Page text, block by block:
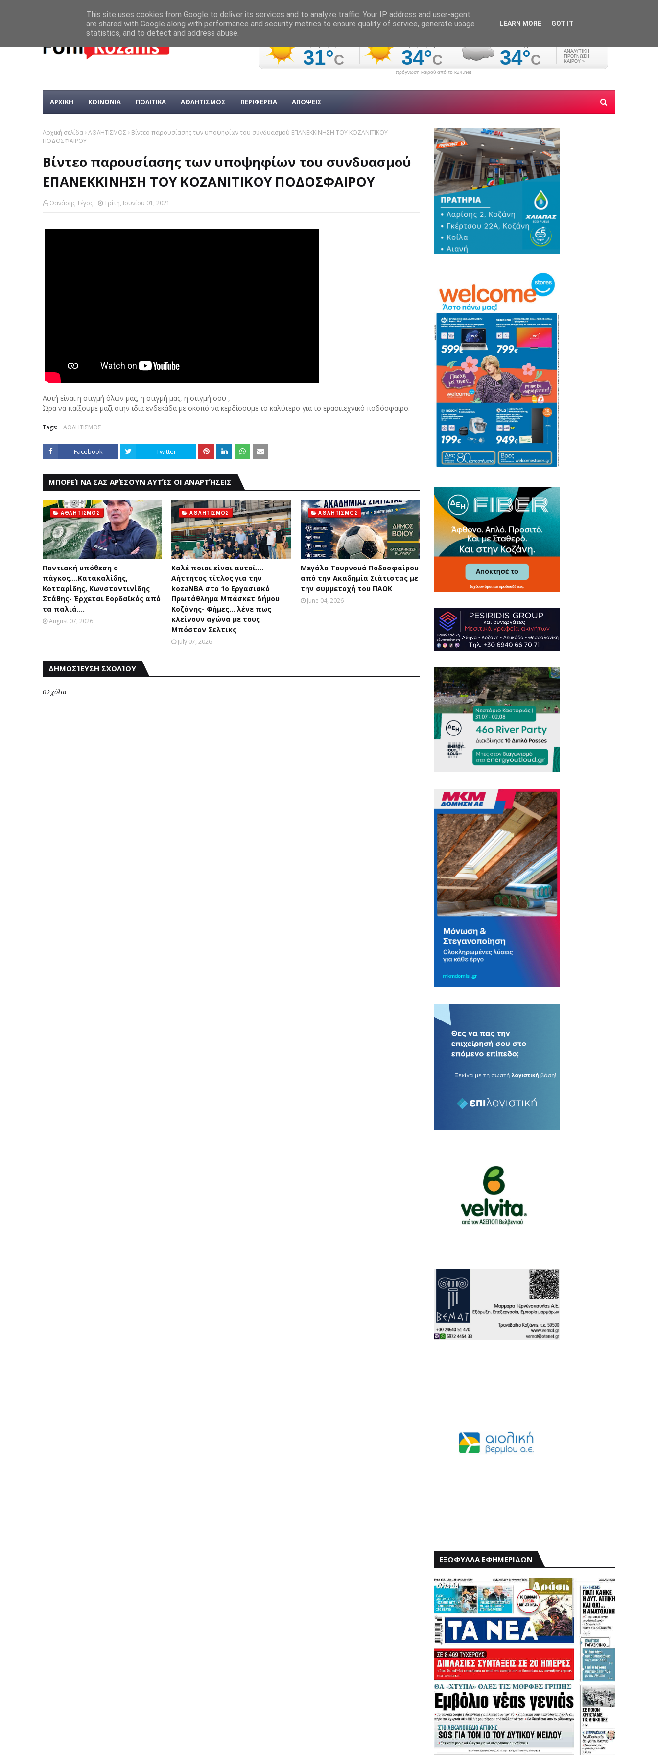
πρόγνωση καιρού από το k24.net
ΑΡΧΙΚΗ ΚΟΙΝΩΝΙΑ ΠΟΛΙΤΙΚΑ ΑΘΛΗΤΙΣΜΟΣ ΠΕΡΙΦΕΡΕΙΑ ΑΠΟΨΕΙΣ
Αρχική σελίδα ΑΘΛΗΤΙΣΜΟΣ
Bίντεο παρουσίασης των υποψηφίων του συνδυασμού ΕΠΑΝΕΚΚΙΝΗΣΗ ΤΟΥ ΚΟΖΑΝΙΤΙΚΟΥ
ΠΟΔΟΣΦΑΙΡΟΥ
Bίντεο παρουσίασης των υποψηφίων του συνδυασμού
ΕΠΑΝΕΚΚΙΝΗΣΗ ΤΟΥ ΚΟΖΑΝΙΤΙΚΟΥ ΠΟΔΟΣΦΑΙΡΟΥ
Θανάσης Τέγος Τρίτη, Ιουνίου 01, 2021
Αυτή είναι η στιγμή όλων μας, η στιγμή μας, η στιγμή σου ,
Ώρα να παίξουμε μαζί στην ιδια ενδεκάδα με σκοπό να κερδίσουμε το καλύτερο για το ερασιτεχνικό ποδόσφαιρο.
Tags: ΑΘΛΗΤΙΣΜΟΣ
Facebook Twitter
ΜΠΟΡΕΊ ΝΑ ΣΑΣ ΑΡΈΣΟΥΝ ΑΥΤΈΣ ΟΙ ΑΝΑΡΤΉΣΕΙΣ
ΑΘΛΗΤΙΣΜΟΣ
Ποντιακή υπόθεση ο
πάγκος....Κατακαλίδης,
Κοτταρίδης, Κωνσταντινίδης
Στάθης- Έρχεται Εορδαϊκός από
τα παλιά....
August 07, 2026
ΑΘΛΗΤΙΣΜΟΣ
Καλέ ποιοι είναι αυτοί....
Αήττητος τίτλος για την
kozaNBA στο 1ο Εργασιακό
Πρωτάθλημα Μπάσκετ Δήμου
Κοζάνης- Φήμες... λένε πως
κλείνουν αγώνα με τους
Μπόστον Σελτικς
July 07, 2026
ΑΘΛΗΤΙΣΜΟΣ
Μεγάλο Τουρνουά Ποδοσφαίρου
από την Ακαδημία Σιάτιστας με
την συμμετοχή του ΠΑΟΚ
June 04, 2026
ΔΗΜΟΣΊΕΥΣΗ ΣΧΟΛΊΟΥ
0 Σχόλια
ΕΞΩΦΥΛΛΑ ΕΦΗΜΕΡΙΔΩΝ
This site uses cookies from Google to deliver its services and to analyze traffic. Your IP address and user-agent
are shared with Google along with performance and security metrics to ensure quality of service, generate usage
statistics, and to detect and address abuse.
LEARN MORE GOT IT